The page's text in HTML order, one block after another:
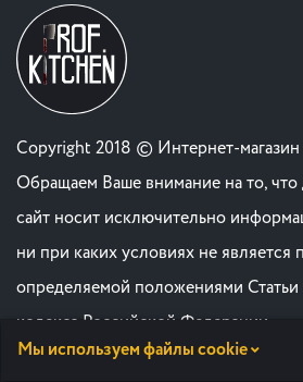
Copyright 2018 © Интернет-
Обращаем Ваше внимание на то,
сайт носит исключительно
ни при каких условиях не
определяемой положениями Статьи
кодекса Российской Федерации. .
Мы используем файлы cookie